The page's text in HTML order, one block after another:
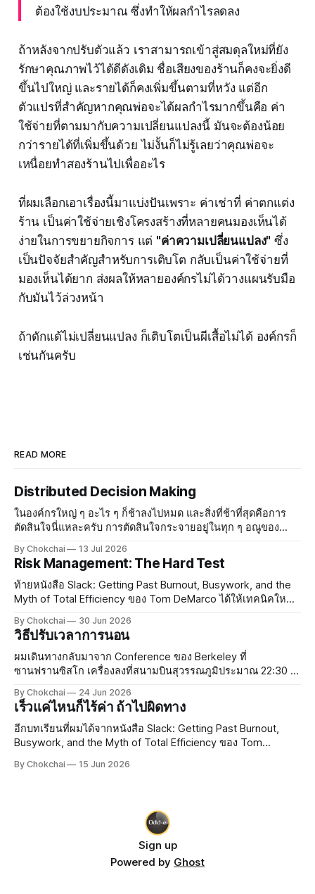
ต้องใช้งบประมาณ ซึ่งทำให้ผลกำไรลดลง
ถ้าหลังจากปรับตัวแล้ว เราสามารถเข้าสู่สมดุลใหม่ที่ยัง
รักษาคุณภาพไว้ได้ดีดังเดิม ชื่อเสียงของร้านก็คงจะยิ่งดี
ขึ้นไปใหญ่ และรายได้ก็คงเพิ่มขึ้นตามที่หวัง แต่อีก
ตัวแปรที่สำคัญหากคุณพ่อจะได้ผลกำไรมากขึ้นคือ ค่า
ใช้จ่ายที่ตามมากับความเปลี่ยนแปลงนี้ มันจะต้องน้อย
กว่ารายได้ที่เพิ่มขึ้นด้วย ไม่งั้นก็ไม่รู้เลยว่าคุณพ่อจะ
เหนื่อยทำสองร้านไปเพื่ออะไร
ที่ผมเลือกเอาเรื่องนี้มาแบ่งปันเพราะ ค่าเช่าที่ ค่าตกแต่ง
ร้าน เป็นค่าใช้จ่ายเชิงโครงสร้างที่หลายคนมองเห็นได้
ง่ายในการขยายกิจการ แต่ "ค่าความเปลี่ยนแปลง" ซึ่ง
เป็นปัจจัยสำคัญสำหรับการเติบโต กลับเป็นค่าใช้จ่ายที่
มองเห็นได้ยาก ส่งผลให้หลายองค์กรไม่ได้วางแผนรับมือ
กับมันไว้ล่วงหน้า
ถ้าดักแด้ไม่เปลี่ยนแปลง ก็เติบโตเป็นผีเสื้อไม่ได้ องค์กรก็
เช่นกันครับ
READ MORE
Distributed Decision Making
ในองค์กรใหญ่ ๆ อะไร ๆ ก็ช้าลงไปหมด และสิ่งที่ช้าที่สุดคือการ
ตัดสินใจนี่แหละครับ การตัดสินใจกระจายอยู่ในทุก ๆ อณูของ
จะกล้าตัดสินใจและกล้าออกความเห็น แต่พอองค์กรใหญ่
By Chokchai 13 Jul 2026
Risk Management: The Hard Test
ท้ายหนังสือ Slack: Getting Past Burnout, Busywork, and the
Myth of Total Efficiency ของ Tom DeMarco ได้ให้เทคนิคใหม่
ปัจจุบัน งานมีความเสี่ยงกระจายอยู่เต็มไปหมด ซึ่งในความเสี่ยง
นั้น เรามีโอกาสโชคดีและมีโอกาสโชคร้าย การจัดการความเสี่ยง
เป็นสิ
By Chokchai 30 Jun 2026
วิธีปรับเวลาการนอน
ผมเดินทางกลับมาจาก Conference ของ Berkeley ที่
ซานฟรานซิสโก เครื่องลงที่สนามบินสุวรรณภูมิประมาณ 22:30 น.
เพราะลองซื้อหมอนรองคอจาก Duty Free ที่ซานฟรานซิสโกมา
ใช้ดู หมอนเป็นลายการ์ตูน มีรูปสะพาน
By Chokchai 24 Jun 2026
เร็วแค่ไหนก็ไร้ค่า ถ้าไปผิดทาง
อีกบทเรียนที่ผมได้จากหนังสือ Slack: Getting Past Burnout,
Busywork, and the Myth of Total Efficiency ของ Tom
Efficiency คืออะไร? Efficiency แปลว่า "ประสิทธิภาพ" ยก
By Chokchai 15 Jun 2026
Sign up
Powered by Ghost